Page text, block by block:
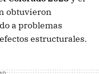
obtuvieron
a problemas
estructurales.